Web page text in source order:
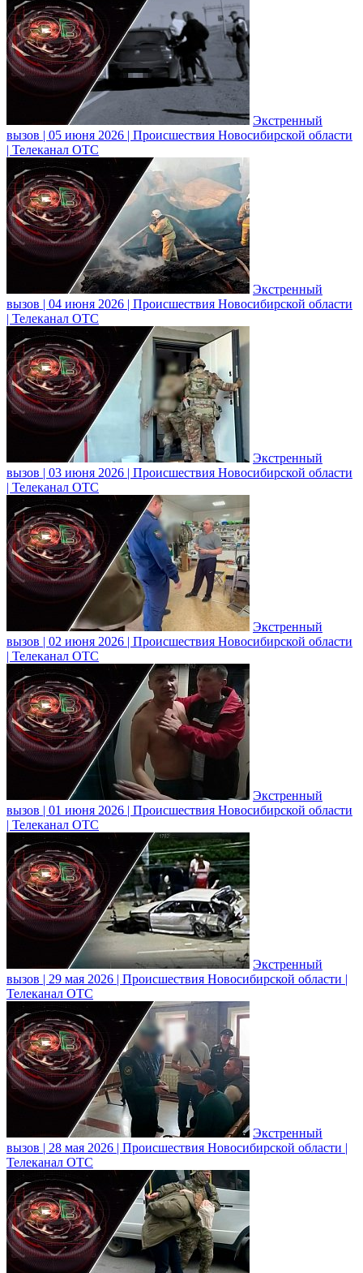
Экстренный
вызов | 05 июня 2026 | Происшествия Новосибирской области
| Телеканал ОТС
Экстренный
вызов | 04 июня 2026 | Происшествия Новосибирской области
| Телеканал ОТС
Экстренный
вызов | 03 июня 2026 | Происшествия Новосибирской области
| Телеканал ОТС
Экстренный
вызов | 02 июня 2026 | Происшествия Новосибирской области
| Телеканал ОТС
Экстренный
вызов | 01 июня 2026 | Происшествия Новосибирской области
| Телеканал ОТС
Экстренный
вызов | 29 мая 2026 | Происшествия Новосибирской области |
Телеканал ОТС
Экстренный
вызов | 28 мая 2026 | Происшествия Новосибирской области |
Телеканал ОТС